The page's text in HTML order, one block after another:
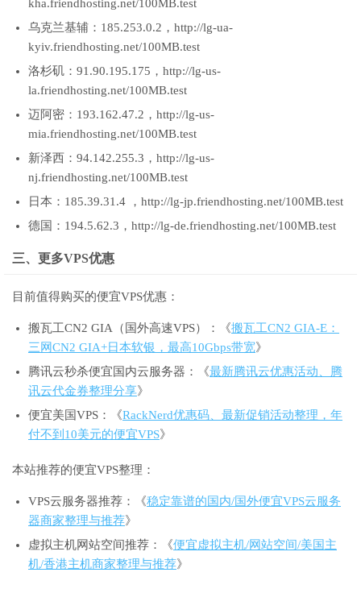
kha.friendhosting.net/100MB.test
乌克兰基辅：185.253.0.2，http://lg-ua-
kyiv.friendhosting.net/100MB.test
洛杉矶：91.90.195.175，http://lg-us-
la.friendhosting.net/100MB.test
迈阿密：193.162.47.2，http://lg-us-
mia.friendhosting.net/100MB.test
新泽西：94.142.255.3，http://lg-us-
nj.friendhosting.net/100MB.test
日本：185.39.31.4 ，http://lg-jp.friendhosting.net/100MB.test
德国：194.5.62.3，http://lg-de.friendhosting.net/100MB.test
三、更多VPS优惠
目前值得购买的便宜VPS优惠：
搬瓦工CN2 GIA（国外高速VPS）：《搬瓦工CN2 GIA-E：
三网CN2 GIA+日本软银，最高10Gbps带宽》
腾讯云秒杀便宜国内云服务器：《最新腾讯云优惠活动、腾
讯云代金券整理分享》
便宜美国VPS：《RackNerd优惠码、最新促销活动整理，年
付不到10美元的便宜VPS》
本站推荐的便宜VPS整理：
VPS云服务器推荐：《稳定靠谱的国内/国外便宜VPS云服务
器商家整理与推荐》
虚拟主机网站空间推荐：《便宜虚拟主机/网站空间/美国主
机/香港主机商家整理与推荐》